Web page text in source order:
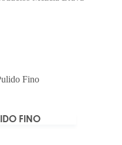
FINO